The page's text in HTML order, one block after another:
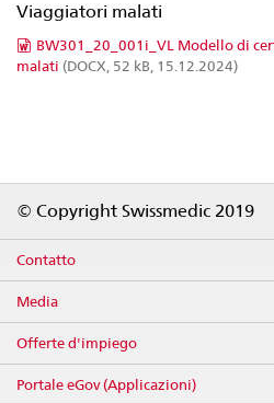
Viaggiatori malati
BW301_20_001i_VL Modello di
malati (DOCX, 52 kB, 15.12.2024)
© Copyright Swissmedic 2019
Contatto
Media
Offerte d'impiego
Portale eGov (Applicazioni)